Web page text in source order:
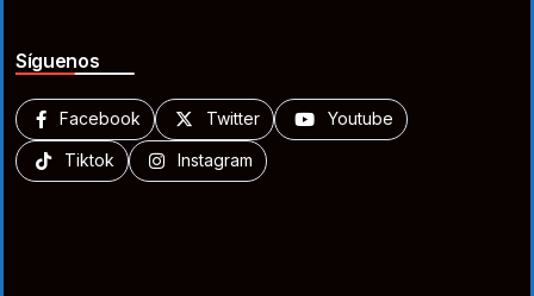
Síguenos
Facebook Twitter Youtube
Tiktok Instagram